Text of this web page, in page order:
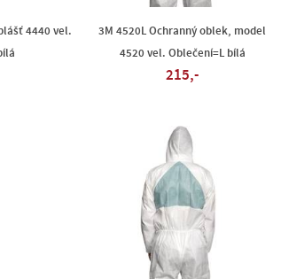
4440 vel.
3M 4520L Ochranný oblek, model
4520 vel. Oblečení=L bílá
215,-